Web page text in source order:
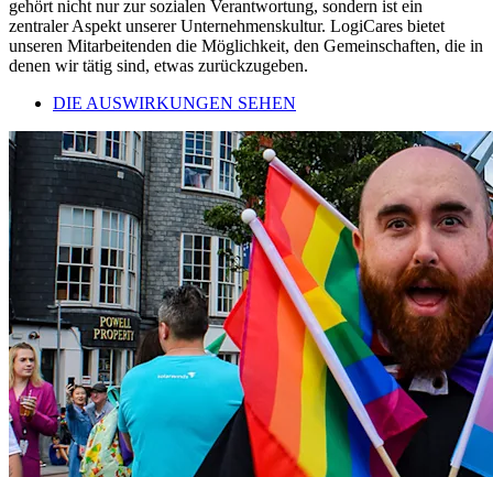
gehört nicht nur zur sozialen Verantwortung, sondern ist ein
zentraler Aspekt unserer Unternehmenskultur. LogiCares bietet
unseren Mitarbeitenden die Möglichkeit, den Gemeinschaften, die in
denen wir tätig sind, etwas zurückzugeben.
DIE AUSWIRKUNGEN SEHEN